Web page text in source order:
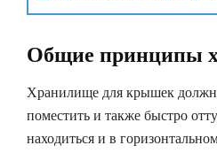
Общие принципы
Хранилище для крышек
поместить и также быстро
находиться и в